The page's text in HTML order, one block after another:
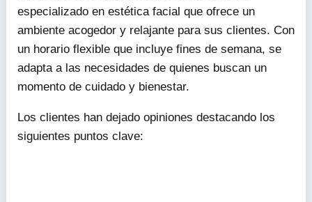
especializado en estética facial que ofrece un
ambiente acogedor y relajante para sus clientes. Con
un horario flexible que incluye fines de semana, se
adapta a las necesidades de quienes buscan un
momento de cuidado y bienestar.
Los clientes han dejado opiniones destacando los
siguientes puntos clave: